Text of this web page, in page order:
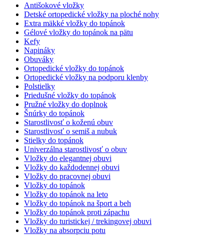
Antišokové vložky
Detské ortopedické vložky na ploché nohy
Extra mäkké vložky do topánok
Gélové vložky do topánok na pätu
Kefy
Napináky
Obuváky
Ortopedické vložky do topánok
Ortopedické vložky na podporu klenby
Polstielky
Priedušné vložky do topánok
Pružné vložky do doplnok
Šnúrky do topánok
Starostlivosť o koženú obuv
Starostlivosť o semiš a nubuk
Stielky do topánok
Univerzálna starostlivosť o obuv
Vložky do elegantnej obuvi
Vložky do každodennej obuvi
Vložky do pracovnej obuvi
Vložky do topánok
Vložky do topánok na leto
Vložky do topánok na šport a beh
Vložky do topánok proti zápachu
Vložky do turistickej / trekingovej obuvi
Vložky na absorpciu potu